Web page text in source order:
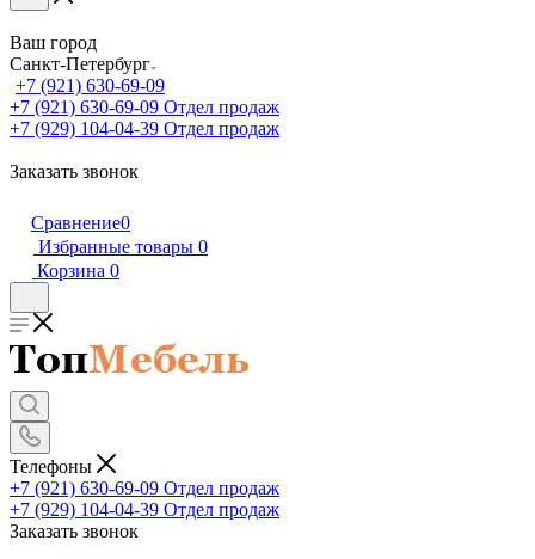
Ваш город
Санкт-Петербург
+7 (921) 630-69-09
+7 (921) 630-69-09 Отдел продаж
+7 (929) 104-04-39 Отдел продаж
Заказать звонок
Сравнение0
Избранные товары 0
Корзина 0
Телефоны
+7 (921) 630-69-09 Отдел продаж
+7 (929) 104-04-39 Отдел продаж
Заказать звонок